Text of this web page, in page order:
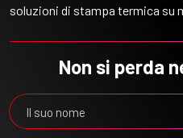
soluzioni di stampa termica su
Non si perda